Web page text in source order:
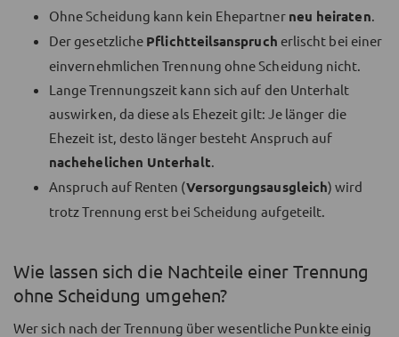
Ohne Scheidung kann kein Ehepartner neu heiraten.
Der gesetzliche Pflichtteilsanspruch erlischt bei einer
einvernehmlichen Trennung ohne Scheidung nicht.
Lange Trennungszeit kann sich auf den Unterhalt
auswirken, da diese als Ehezeit gilt: Je länger die
Ehezeit ist, desto länger besteht Anspruch auf
nachehelichen Unterhalt.
Anspruch auf Renten (Versorgungsausgleich) wird
trotz Trennung erst bei Scheidung aufgeteilt.
Wie lassen sich die Nachteile einer Trennung
ohne Scheidung umgehen?
Wer sich nach der Trennung über wesentliche Punkte einig